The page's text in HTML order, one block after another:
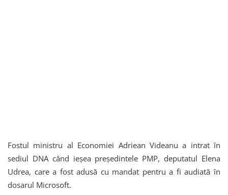
Fostul ministru al Economiei Adriean Videanu a intrat în
sediul DNA când ieșea preşedintele PMP, deputatul Elena
Udrea, care a fost adusă cu mandat pentru a fi audiată în
dosarul Microsoft.